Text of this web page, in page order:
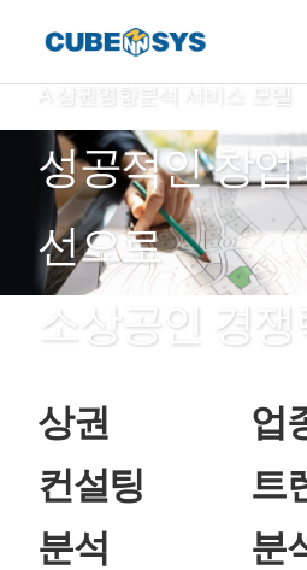
A 상권영향분석 서비스 모델
성공적인 창
선으로
소상공인 경쟁
상권
컨설팅
분석
업
트
분